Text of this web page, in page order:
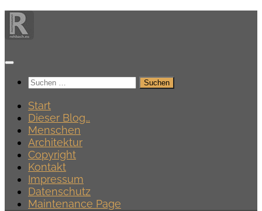
Zum
Inhalt
springen
Suchen
Start
Dieser Blog…
Menschen
Architektur
Copyright
Kontakt
Impressum
Datenschutz
Maintenance Page